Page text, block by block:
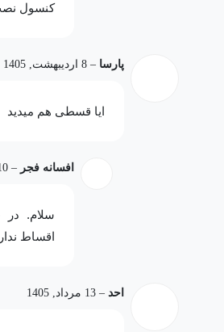
کنسول
پارسا – 8 اردیبهشت, 1405
ایا قسطی هم میدید
افسانه فجر –
10
سلام.
اقساط
احد – 13 مرداد, 1405